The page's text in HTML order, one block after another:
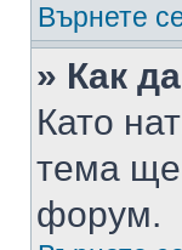
Върнете
» Как
Като
тема ще
форум.